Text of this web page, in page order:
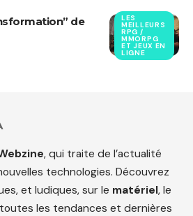
LES
MEILLEURS
RPG /
MMORPG
ET JEUX EN
LIGNE
de
, qui traite de l’actualité
technologies. Découvrez
et ludiques, sur le matériel, le
les tendances et dernières